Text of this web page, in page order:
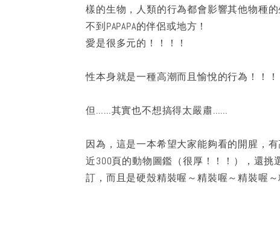
樣的生物，人類的行為都會影響其他物種
不到PAPAPA的伴侶或地方！
愛是很多元的！！！！
性本身就是一種高潮而且愉悅的行為！！！
但……其實也不想搞得太嚴肅……
因為，這是一本希望大家能夠看的開腥，
近300頁的動物圖鑑（很厚！！！），還挑
訂，而且是硬殼精裝喔～精裝喔～精裝喔～